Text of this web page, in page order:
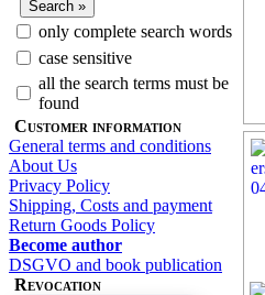
only complete search words
case sensitive
all the search terms must be
found
Customer information
General terms and conditions
About Us
Privacy Policy
Shipping, Costs and payment
Return Goods Policy
Become author
DSGVO and book publication
Revocation